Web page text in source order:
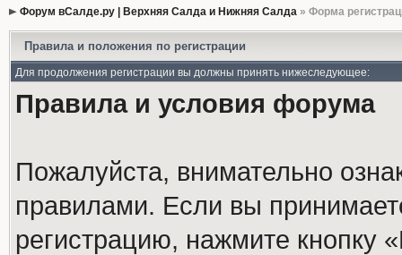
Форум вСалде.ру | Верхняя Салда и Нижняя Салда» Форма
Правила и положения по регистрации
Для продолжения регистрации вы должны принять нижеследующее:
Правила и условия форума
Пожалуйста, внимательно
правилами. Если вы
регистрацию, нажмите кнопку